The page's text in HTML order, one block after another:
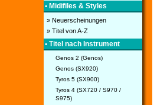
• Midifiles & Styles
» Neuerscheinungen
» Titel von A-Z
• Titel nach Instrument
Genos 2 (Genos)
Genos (SX920)
Tyros 5 (SX900)
Tyros 4 (SX720 / S970 /
S975)